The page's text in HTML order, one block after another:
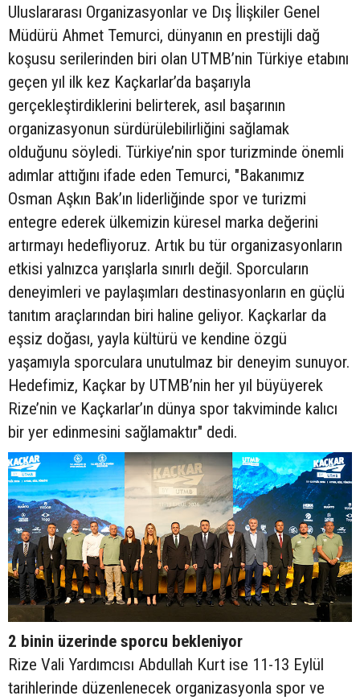
Uluslararası Organizasyonlar ve Dış İlişkiler Genel
Müdürü Ahmet Temurci, dünyanın en prestijli dağ
koşusu serilerinden biri olan UTMB’nin Türkiye etabını
geçen yıl ilk kez Kaçkarlar’da başarıyla
gerçekleştirdiklerini belirterek, asıl başarının
organizasyonun sürdürülebilirliğini sağlamak
olduğunu söyledi. Türkiye’nin spor turizminde önemli
adımlar attığını ifade eden Temurci, "Bakanımız
Osman Aşkın Bak’ın liderliğinde spor ve turizmi
entegre ederek ülkemizin küresel marka değerini
artırmayı hedefliyoruz. Artık bu tür organizasyonların
etkisi yalnızca yarışlarla sınırlı değil. Sporcuların
deneyimleri ve paylaşımları destinasyonların en güçlü
tanıtım araçlarından biri haline geliyor. Kaçkarlar da
eşsiz doğası, yayla kültürü ve kendine özgü
yaşamıyla sporculara unutulmaz bir deneyim sunuyor.
Hedefimiz, Kaçkar by UTMB’nin her yıl büyüyerek
Rize’nin ve Kaçkarlar’ın dünya spor takviminde kalıcı
bir yer edinmesini sağlamaktır" dedi.
2 binin üzerinde sporcu bekleniyor
Rize Vali Yardımcısı Abdullah Kurt ise 11-13 Eylül
tarihlerinde düzenlenecek organizasyonla spor ve